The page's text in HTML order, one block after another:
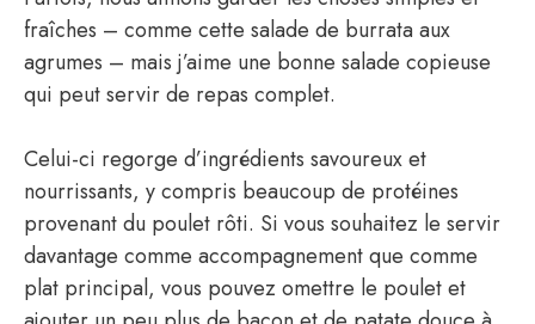
fraîches – comme cette salade de burrata aux
agrumes – mais j’aime une bonne salade copieuse
qui peut servir de repas complet.
Celui-ci regorge d’ingrédients savoureux et
nourrissants, y compris beaucoup de protéines
provenant du poulet rôti. Si vous souhaitez le servir
davantage comme accompagnement que comme
plat principal, vous pouvez omettre le poulet et